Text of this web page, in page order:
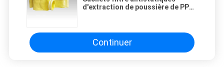
d'extraction de poussière de PPS
Continuer